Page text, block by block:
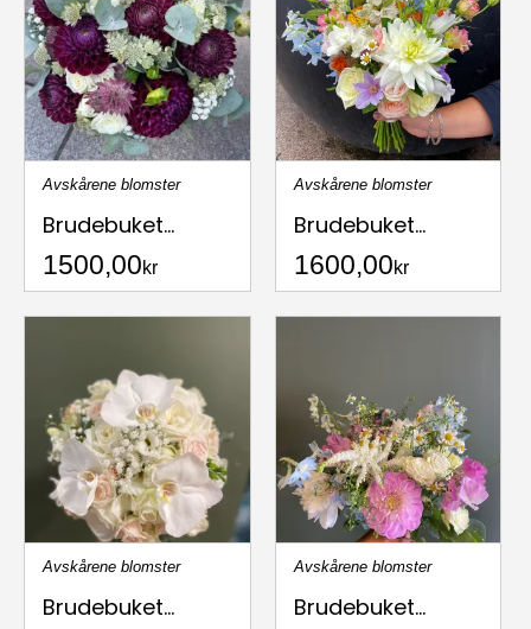
Avskårene blomster
Brudebuket...
1500,00kr
Avskårene blomster
Brudebuket...
1600,00kr
Avskårene blomster
Brudebuket...
Avskårene blomster
Brudebuket...